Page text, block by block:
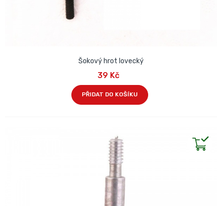
Šokový hrot lovecký
39 Kč
PŘIDAT DO KOŠÍKU